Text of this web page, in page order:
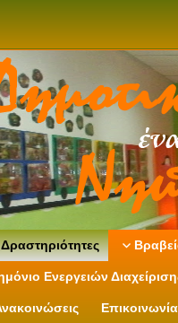
Δραστηριότητες
Ενεργειών
Επικοινωνία